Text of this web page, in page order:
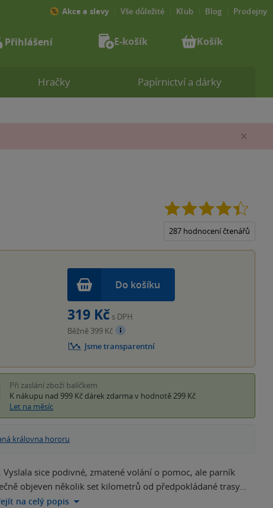
5
287 hodnocení čtenářů
Do košíku
319 Kč s DPH
Běžně 399 Kč
Jsme transparentní
Při zaslání zboží balíčkem
K nákupu nad 999 Kč dárek zdarma v hodnotě 299 Kč
Let na měsíc
královna hororu
sice podivné, zmatené volání o pomoc, ale parník
objeven několik set kilometrů od předpokládané trasy...
na celý popis
Hračky Papírnictví a dárky
Akce a slevy Vše důležité Klub Blog Prodejny
Přihlášení E-košík Košík